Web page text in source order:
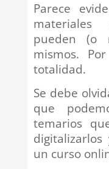
Parece
pueden (o
mismos.
totalidad.
Se debe
que
temarios
un curso